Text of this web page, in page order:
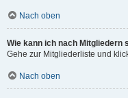
Nach oben
Wie kann ich nach Mitgliedern
Gehe zur Mitgliederliste und
Nach oben